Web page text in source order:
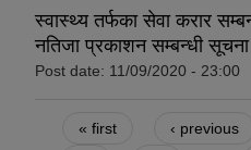
स्वास्थ्य तर्फका सेवा करार
नतिजा प्रकाशन सम्बन्धी सूचना
Post date: 11/09/2020 - 23:00
Pages
« first ‹ previous